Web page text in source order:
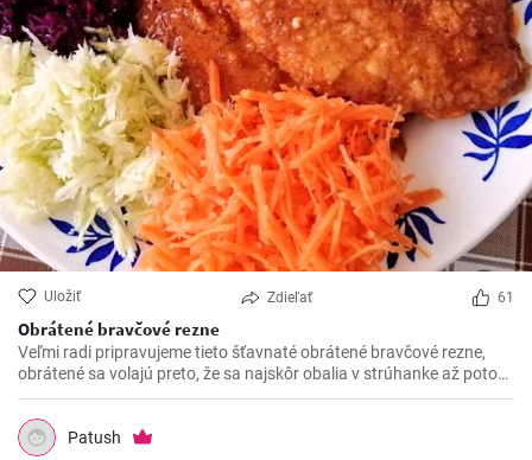
Uložiť Zdieľať 61
Obrátené bravčové rezne
Veľmi radi pripravujeme tieto šťavnaté obrátené bravčové rezne,
obrátené sa volajú preto, že sa najskôr obalia v strúhanke až potom
vo vajíčku. Sú krásne jemné a veľmi šťavnaté. V kombinácii s
čerstvou zeleninou sú výborné.
Patush